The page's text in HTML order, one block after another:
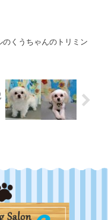
のくうちゃんのトリミン